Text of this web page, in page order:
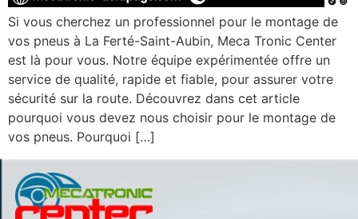
Si vous cherchez un professionnel pour le montage de
vos pneus à La Ferté-Saint-Aubin, Meca Tronic Center
est là pour vous. Notre équipe expérimentée offre un
service de qualité, rapide et fiable, pour assurer votre
sécurité sur la route. Découvrez dans cet article
pourquoi vous devez nous choisir pour le montage de
vos pneus. Pourquoi […]